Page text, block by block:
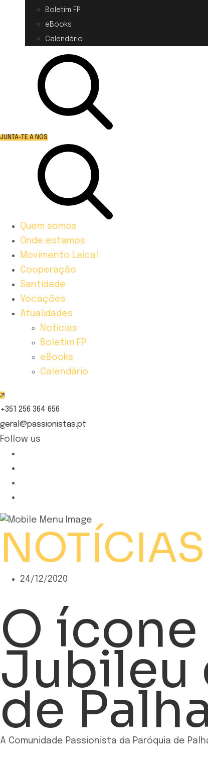
Boletim FP
eBooks
Calendário
JUNTA-TE A NÓS
Quem somos
Onde estamos
Movimento Laical
Cooperação
Santidade
Vocações
Atualidades
Notícias
Boletim FP
eBooks
Calendário
+351 256 364 656
geral@passionistas.pt
Follow us
NOTÍCIAS
24/12/2020
O
Jubileu
de
A Comunidade Passionista da Paróquia de